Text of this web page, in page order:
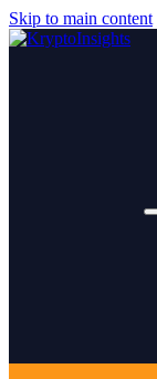
Skip to main content